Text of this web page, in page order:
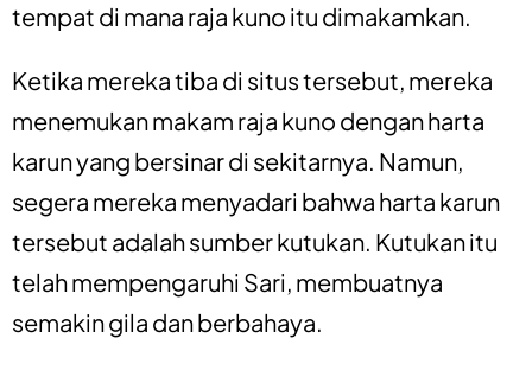
tempat di mana raja kuno itu dimakamkan.
Ketika mereka tiba di situs tersebut, mereka
menemukan makam raja kuno dengan harta
karun yang bersinar di sekitarnya. Namun,
segera mereka menyadari bahwa harta karun
tersebut adalah sumber kutukan. Kutukan itu
telah mempengaruhi Sari, membuatnya
semakin gila dan berbahaya.